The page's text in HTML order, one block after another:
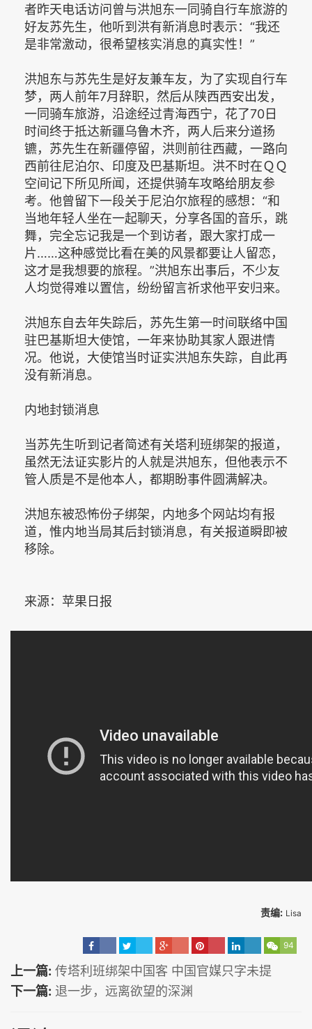
者昨天电话访问曾与洪旭东一同骑自行车旅游的
好友苏先生，他听到洪有新消息时表示：“我还
是非常激动，很希望核实消息的真实性！”
洪旭东与苏先生是好友兼车友，为了实现自行车
梦，两人前年7月辞职，然后从陕西西安出发，
一同骑车旅游，沿途经过青海西宁，花了70日
时间终于抵达新疆乌鲁木齐，两人后来分道扬
镳，苏先生在新疆停留，洪则前往西藏，一路向
西前往尼泊尔、印度及巴基斯坦。洪不时在ＱＱ
空间记下所见所闻，还提供骑车攻略给朋友参
考。他曾留下一段关于尼泊尔旅程的感想：“和
当地年轻人坐在一起聊天，分享各国的音乐，跳
舞，完全忘记我是一个到访者，跟大家打成一
片……这种感觉比看在美的风景都要让人留恋，
这才是我想要的旅程。”洪旭东出事后，不少友
人均觉得难以置信，纷纷留言祈求他平安归来。
洪旭东自去年失踪后，苏先生第一时间联络中国
驻巴基斯坦大使馆，一年来协助其家人跟进情
况。他说，大使馆当时证实洪旭东失踪，自此再
没有新消息。
内地封锁消息
当苏先生听到记者简述有关塔利班绑架的报道，
虽然无法证实影片的人就是洪旭东，但他表示不
管人质是不是他本人，都期盼事件圆满解决。
洪旭东被恐怖份子绑架，内地多个网站均有报
道，惟内地当局其后封锁消息，有关报道瞬即被
移除。
来源：苹果日报
责编: Lisa
94
上一篇: 传塔利班绑架中国客 中国官媒只字未提
下一篇: 退一步，远离欲望的深渊